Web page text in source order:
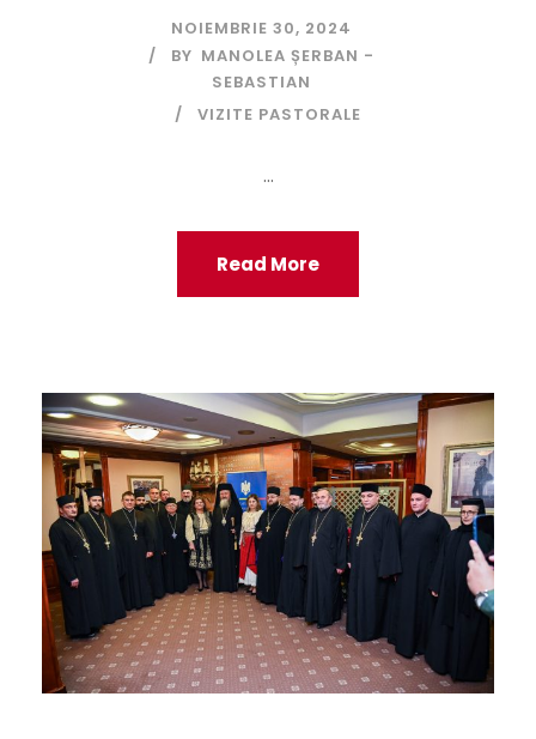
NOIEMBRIE 30, 2024
BY MANOLEA ȘERBAN -
SEBASTIAN
VIZITE PASTORALE
...
Read More